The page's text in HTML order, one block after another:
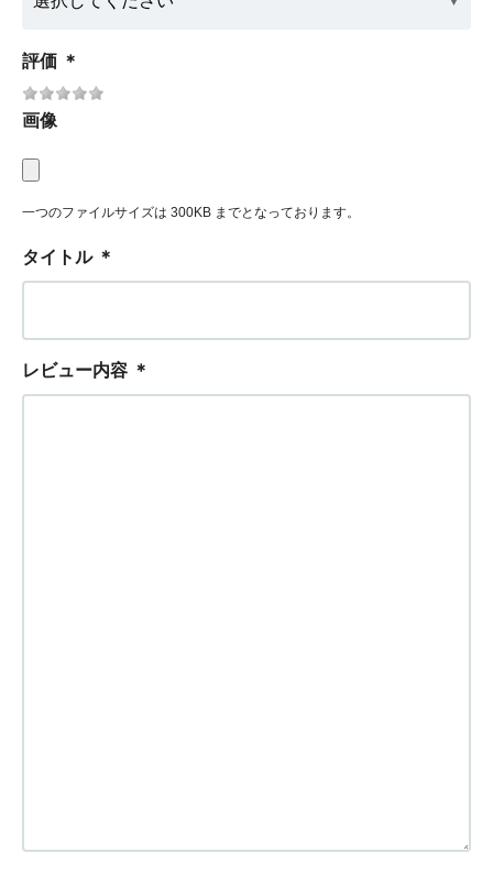
評価 ＊
画像
一つのファイルサイズは 300KB までとなっております。
タイトル ＊
レビュー内容 ＊